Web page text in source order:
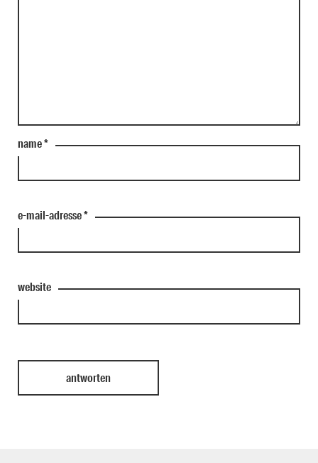
name*
e-mail-adresse*
website